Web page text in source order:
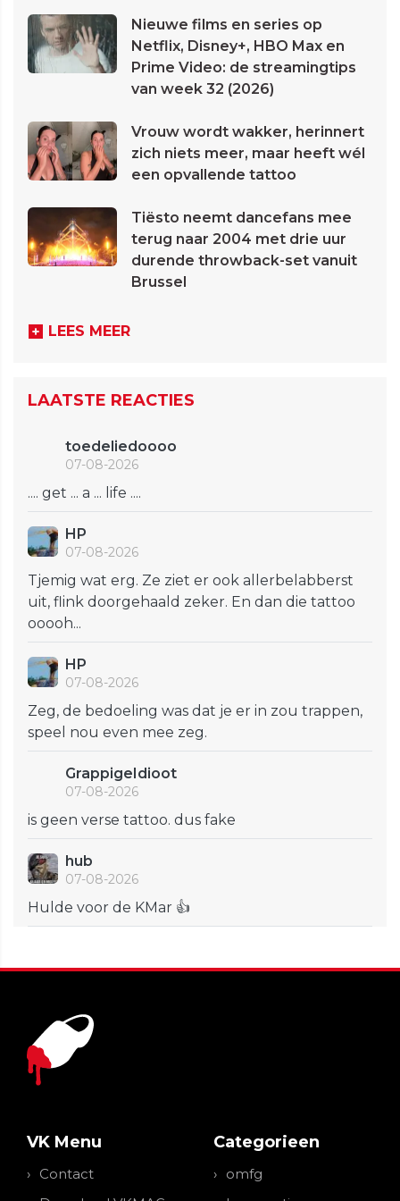
Nieuwe films en series op
Netflix, Disney+, HBO Max en
Prime Video: de streamingtips
van week 32 (2026)
Vrouw wordt wakker, herinnert
zich niets meer, maar heeft wél
een opvallende tattoo
Tiësto neemt dancefans mee
terug naar 2004 met drie uur
durende throwback-set vanuit
Brussel
LEES MEER
LAATSTE REACTIES
toedeliedoooo
07-08-2026
.... get ... a ... life ....
HP
07-08-2026
Tjemig wat erg. Ze ziet er ook allerbelabberst
uit, flink doorgehaald zeker. En dan die tattoo
ooooh...
HP
07-08-2026
Zeg, de bedoeling was dat je er in zou trappen,
speel nou even mee zeg.
GrappigeIdioot
07-08-2026
is geen verse tattoo. dus fake
hub
07-08-2026
Hulde voor de KMar 👍
VK Menu
Contact
Categorieen
omfg